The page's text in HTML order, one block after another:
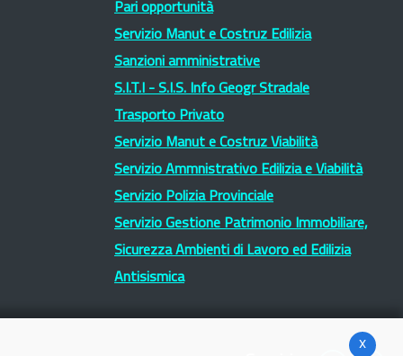
Pari opportunità
Servizio Manut e Costruz Edilizia
Sanzioni amministrative
S.I.T.I - S.I.S. Info Geogr Stradale
Trasporto Privato
Servizio Manut e Costruz Viabilità
Servizio Ammnistrativo Edilizia e Viabilità
Servizio Polizia Provinciale
Servizio Gestione Patrimonio Immobiliare,
Sicurezza Ambienti di Lavoro ed Edilizia
Antisismica
x